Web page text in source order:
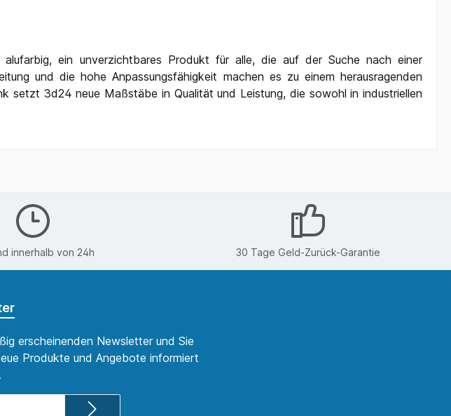
ein unverzichtbares Produkt für alle, die auf der Suche nach einer
und die hohe Anpassungsfähigkeit machen es zu einem herausragenden
setzt 3d24 neue Maßstäbe in Qualität und Leistung, die sowohl in industriellen
innerhalb von 24h 30 Tage Geld-Zurück-Garantie
erscheinenden Newsletter und Sie
Produkte und Angebote informiert